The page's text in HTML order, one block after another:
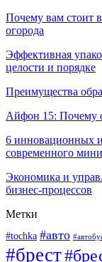
Почему вам стоит
огорода
Эффективная
целости и порядке
Преимущества
Айфон 15: Почему
6 инновационных
современного
Экономика и
бизнес-процессов
Метки
#tochka #авто
#брест